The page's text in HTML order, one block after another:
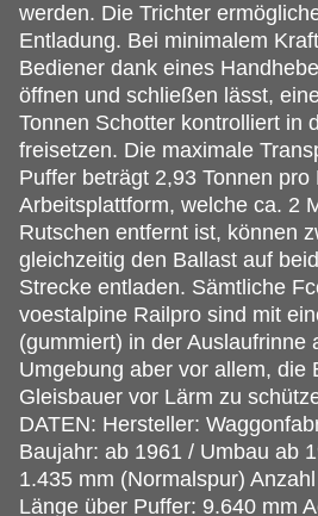
werden. Die Trichter
Entladung. Bei minimalem
Bediener dank eines
öffnen und schließen lässt,
Tonnen Schotter kontrolliert in
freisetzen. Die maximale
Puffer beträgt 2,93 Tonnen pro
Arbeitsplattform, welche ca. 2
Rutschen entfernt ist, können
gleichzeitig den Ballast auf
Strecke entladen. Sämtliche
voestalpine Railpro sind mit
(gummiert) in der Auslaufrinne
Umgebung aber vor allem, die
Gleisbauer vor Lärm zu
DATEN: Hersteller:
Baujahr: ab 1961 / Umbau ab
1.435 mm (Normalspur)
Länge über Puffer: 9.640 mm